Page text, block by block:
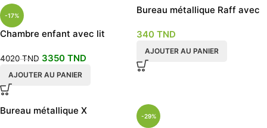
-17%
Chambre enfant avec lit
+armoire 2 portes – SPIDER
MAN
4020TND 3350 TND
AJOUTER AU PANIER
Bureau métallique Raff avec
340 TND
AJOUTER AU PANIER
Bureau métallique X -29%